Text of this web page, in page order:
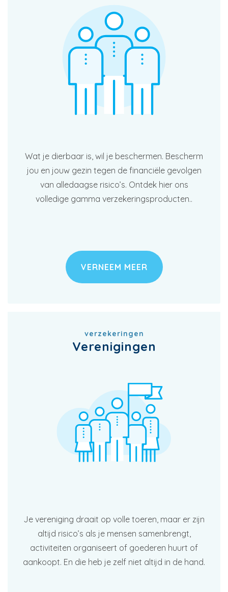
Wat je dierbaar is, wil je beschermen. Bescherm
jou en jouw gezin tegen de financiële gevolgen
van alledaagse risico’s. Ontdek hier ons
volledige gamma verzekeringsproducten..
VERNEEM MEER
verzekeringen
Verenigingen
Je vereniging draait op volle toeren, maar er zijn
altijd risico’s als je mensen samenbrengt,
activiteiten organiseert of goederen huurt of
aankoopt. En die heb je zelf niet altijd in de hand.